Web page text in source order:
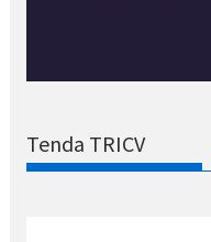
Tenda TRICV